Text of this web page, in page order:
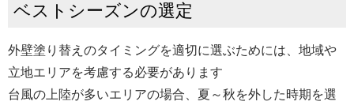
ベストシーズンの選定
外壁塗り替えのタイミングを適切に選ぶためには、 地域や
立地エリアを考慮する必要があります
台風の上陸が多いエリアの場合、夏～秋を外した時期を選